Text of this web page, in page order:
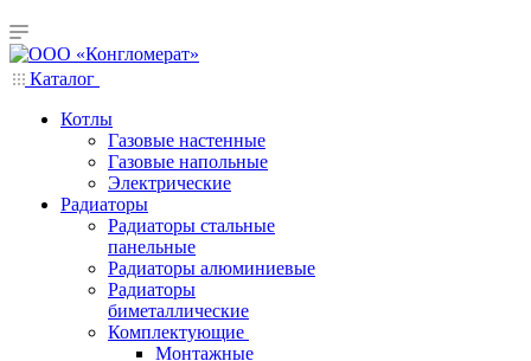
Каталог
Котлы
Газовые настенные
Газовые напольные
Электрические
Радиаторы
Радиаторы стальные
панельные
Радиаторы алюминиевые
Радиаторы
биметаллические
Комплектующие
Монтажные